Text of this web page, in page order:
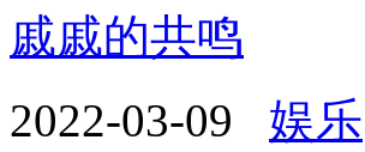
戚戚的共鸣
2022-03-09 娱乐